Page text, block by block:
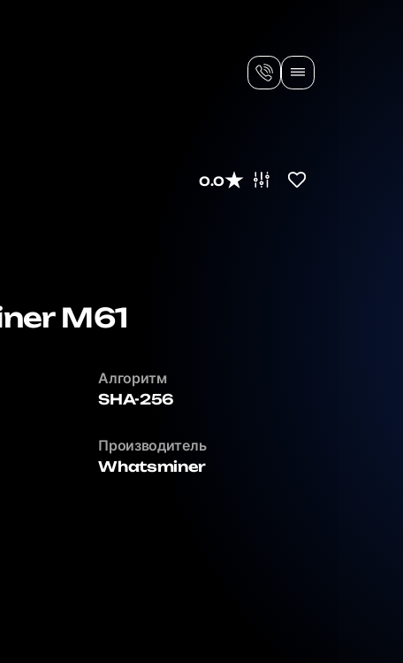
0.0
M61
Алгоритм
SHA-256
Производитель
Whatsminer